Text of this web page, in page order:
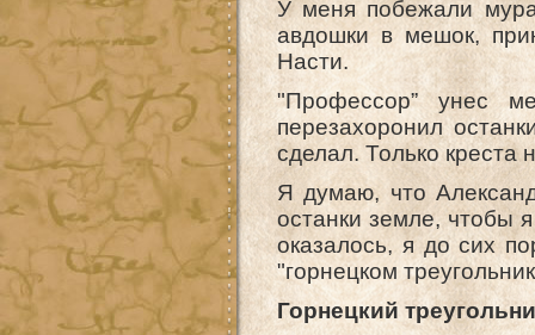
У меня побежали
авдошки в мешок,
Насти.
"Профессор” унес
перезахоронил
сделал. Только креста
Я думаю, что
останки земле, чтобы
оказалось, я до сих
"горнецком
Горнецкий